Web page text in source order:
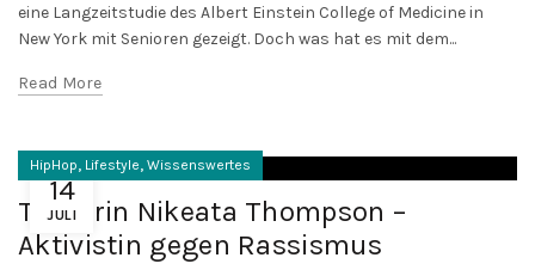
eine Langzeitstudie des Albert Einstein College of Medicine in
New York mit Senioren gezeigt. Doch was hat es mit dem...
Read More
14
JULI
HipHop, Lifestyle, Wissenswertes
Tänzerin Nikeata Thompson –
Aktivistin gegen Rassismus